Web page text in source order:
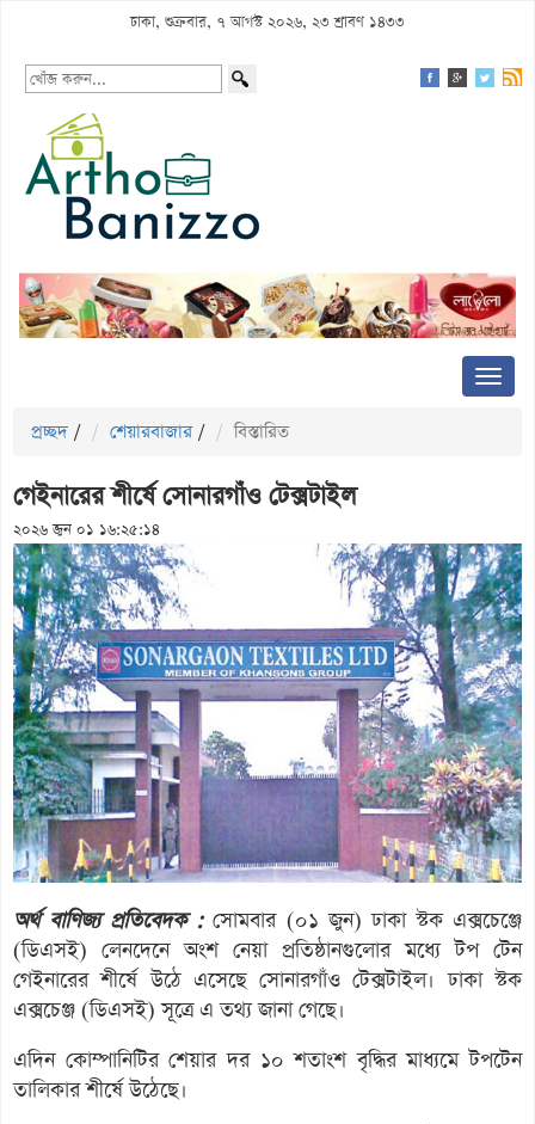
ঢাকা, শুক্রবার, ৭ আগস্ট ২০২৬, ২৩ শ্রাবণ ১৪৩৩
প্রচ্ছদ / শেয়ারবাজার / বিস্তারিত
গেইনারের শীর্ষে সোনারগাঁও টেক্সটাইল
২০২৬ জুন ০১ ১৬:২৫:১৪
অর্থ বাণিজ্য প্রতিবেদক :সোমবার (০১ জুন) ঢাকা স্টক এক্সচেঞ্জে
(ডিএসই) লেনদেনে অংশ নেয়া প্রতিষ্ঠানগুলোর মধ্যে টপ টেন
গেইনারের শীর্ষে উঠে এসেছে সোনারগাঁও টেক্সটাইল। ঢাকা স্টক
এক্সচেঞ্জ (ডিএসই) সূত্রে এ তথ্য জানা গেছে।
এদিন কোম্পানিটির শেয়ার দর ১০ শতাংশ বৃদ্ধির মাধ্যমে টপটেন
তালিকার শীর্ষে উঠেছে।